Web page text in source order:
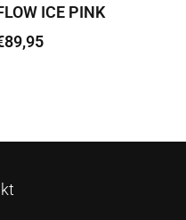
ICE PINK
89,95